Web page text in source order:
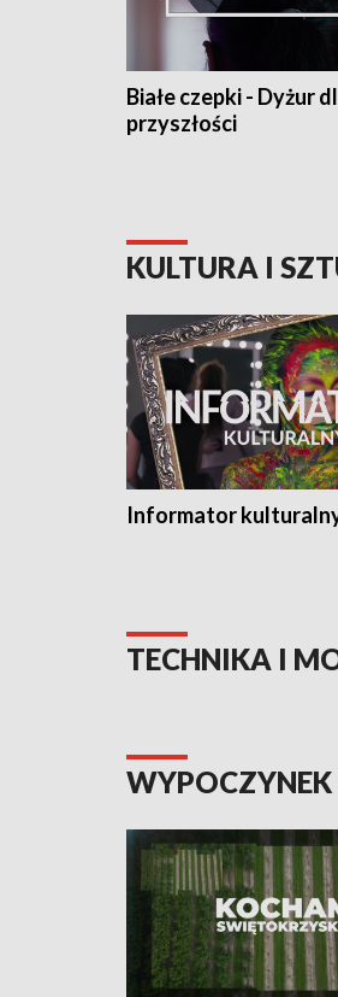
Białe czepki - Dyżur
przyszłości
KULTURA I
Informator
TECHNIKA I
WYPOCZYNEK